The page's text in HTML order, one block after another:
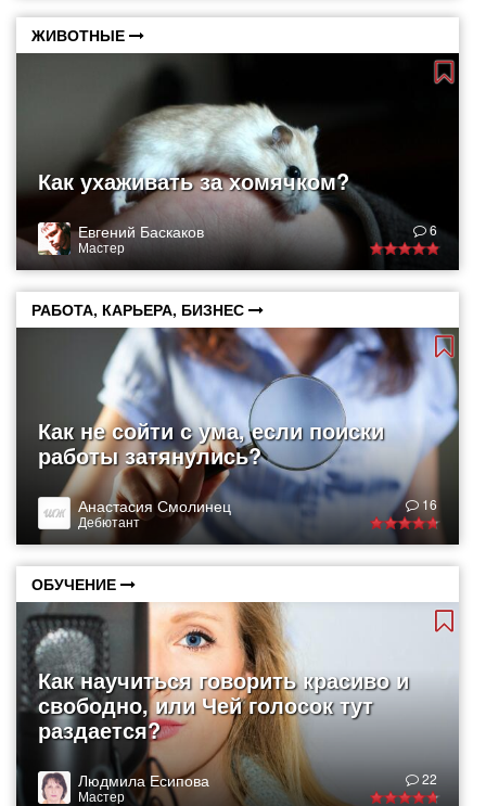
ЖИВОТНЫЕ
Как ухаживать за хомячком?
Евгений Баскаков
Мастер
6
РАБОТА, КАРЬЕРА, БИЗНЕС
Как не сойти с ума, если поиски
работы затянулись?
Анастасия Смолинец
Дебютант
16
ОБУЧЕНИЕ
Как научиться говорить красиво и
свободно, или Чей голосок тут
раздается?
Людмила Есипова
Мастер
22